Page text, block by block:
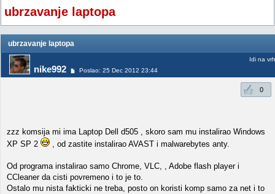
ubrzavanje laptopa
ubrzavanje laptopa
nike992 Poslao: 25 Dec 2012 23:44
Idi na vrh
0
zzz komsija mi ima Laptop Dell d505 , skoro sam mu instalirao Windows
XP SP 2
, od zastite instalirao AVAST i malwarebytes anty.
Od programa instalirao samo Chrome, VLC, , Adobe flash player i
CCleaner da cisti povremeno i to je to.
Ostalo mu nista fakticki ne treba, posto on koristi komp samo za net i to